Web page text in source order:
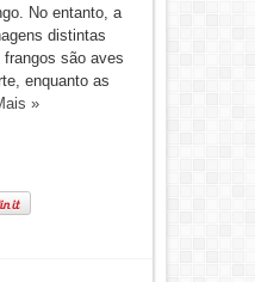
No entanto, a
distintas
são aves
enquanto as
»